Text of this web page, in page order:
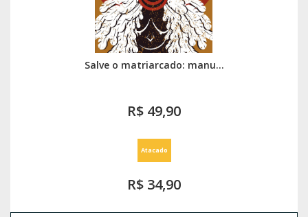
Salve o matriarcado: manu...
R$ 49,90
Atacado
R$ 34,90